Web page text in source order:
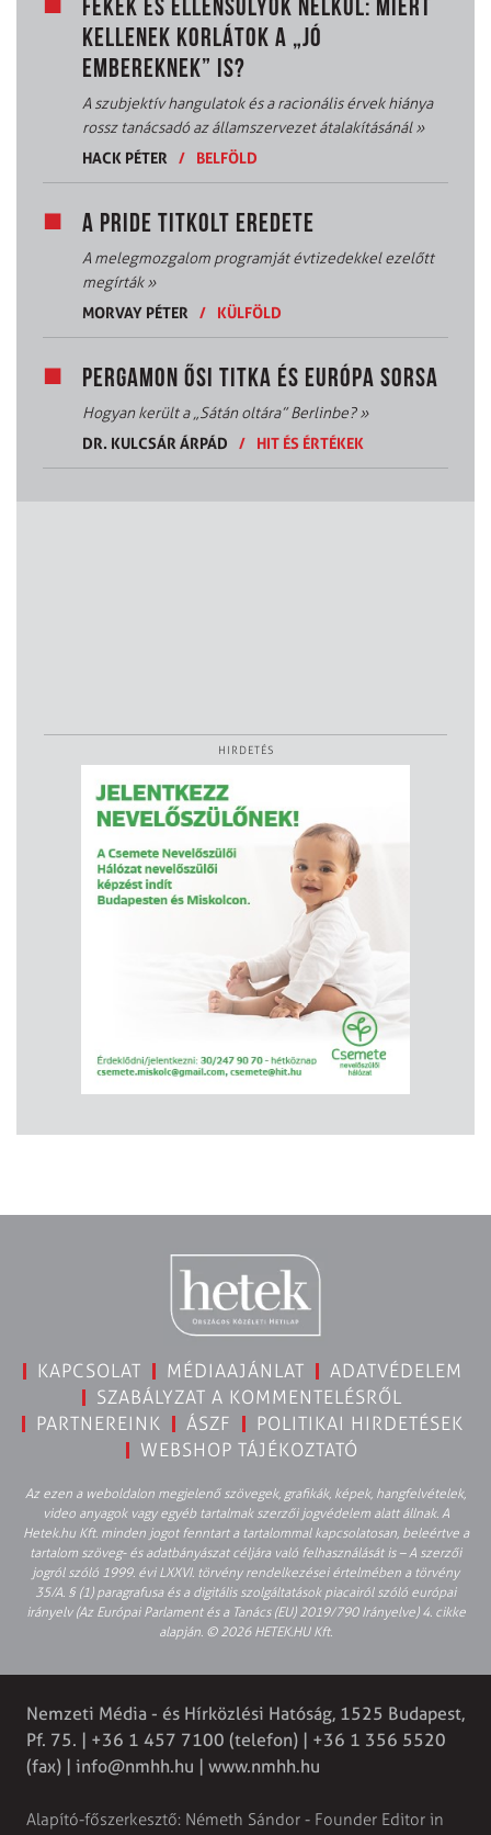
FÉKEK ÉS ELLENSÚLYOK NÉLKÜL: MIÉRT
KELLENEK KORLÁTOK A „JÓ
EMBEREKNEK” IS?
A szubjektív hangulatok és a racionális érvek hiánya
rossz tanácsadó az államszervezet átalakításánál»
HACK PÉTER
/ BELFÖLD
A PRIDE TITKOLT EREDETE
A melegmozgalom programját évtizedekkel ezelőtt
megírták»
MORVAY PÉTER
/ KÜLFÖLD
PERGAMON ŐSI TITKA ÉS EURÓPA SORSA
Hogyan került a „Sátán oltára” Berlinbe?»
DR. KULCSÁR ÁRPÁD
/ HIT ÉS ÉRTÉKEK
HIRDETÉS
KAPCSOLAT MÉDIAAJÁNLAT
ADATVÉDELEM
SZABÁLYZAT A KOMMENTELÉSRŐL
PARTNEREINK
ÁSZF
POLITIKAI HIRDETÉSEK
WEBSHOP TÁJÉKOZTATÓ
Az ezen a weboldalon megjelenő szövegek, grafikák, képek, hangfelvételek,
video anyagok vagy egyéb tartalmak szerzői jogvédelem alatt állnak. A
Hetek.hu Kft. minden jogot fenntart a tartalommal kapcsolatosan, beleértve a
tartalom szöveg- és adatbányászat céljára való felhasználását is – A szerzői
jogról szóló 1999. évi LXXVI. törvény rendelkezései értelmében a törvény
35/A. § (1) paragrafusa és a digitális szolgáltatások piacairól szóló európai
irányelv (Az Európai Parlament és a Tanács (EU) 2019/790 Irányelve) 4. cikke
alapján. © 2026 HETEK.HU Kft.
Nemzeti Média - és Hírközlési Hatóság, 1525 Budapest,
Pf. 75. | +36 1 457 7100 (telefon) | +36 1 356 5520
(fax) | info@nmhh.hu | www.nmhh.hu
Alapító-főszerkesztő: Németh Sándor - Founder Editor in